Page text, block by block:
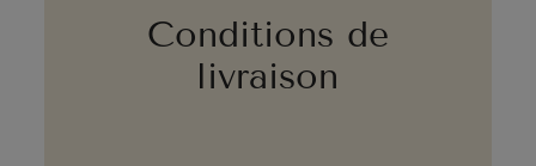
Conditions de
livraison